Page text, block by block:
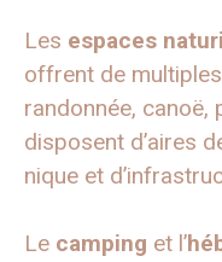
Les espaces
offrent de multiples
randonnée, canoë,
disposent d’aires
nique et
Le camping et l’